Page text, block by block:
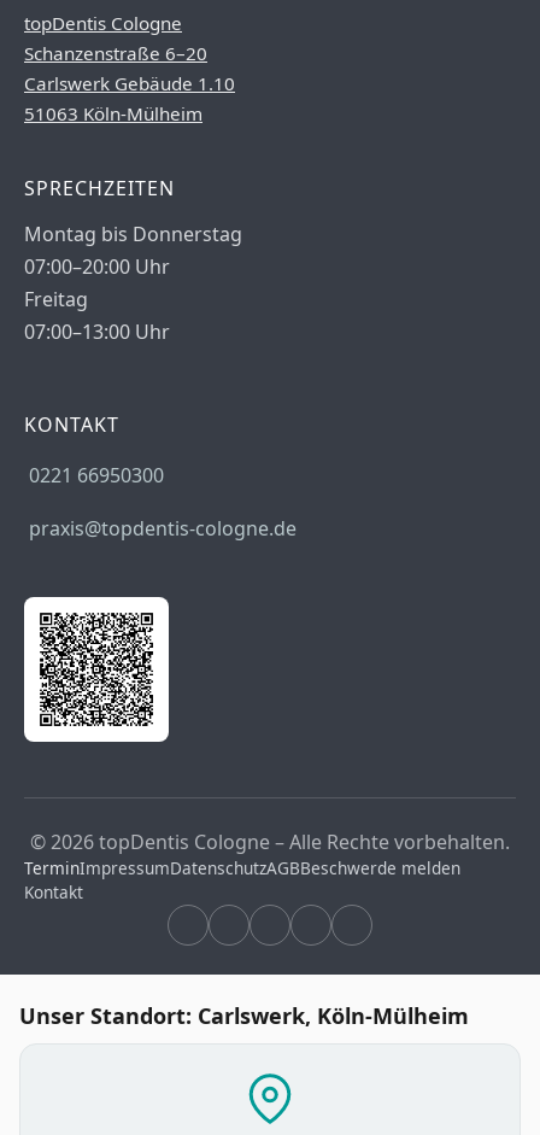
topDentis Cologne
Schanzenstraße 6–20
Carlswerk Gebäude 1.10
51063 Köln-Mülheim
SPRECHZEITEN
Montag bis Donnerstag
07:00–20:00 Uhr
Freitag
07:00–13:00 Uhr
KONTAKT
0221 66950300
praxis@topdentis-cologne.de
© 2026 topDentis Cologne – Alle Rechte vorbehalten.
TerminImpressumDatenschutzAGBBeschwerde melden
Kontakt
Unser Standort: Carlswerk, Köln-Mülheim